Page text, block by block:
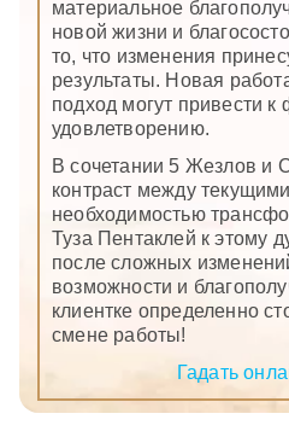
материальное
новой жизни и
то, что изменения
результаты. Новая
подход могут привести
удовлетворению.
В сочетании 5 Жезлов и
контраст между
необходимостью
Туза Пентаклей к этому
после сложных
возможности и
клиентке определенно
смене работы!
Гадать